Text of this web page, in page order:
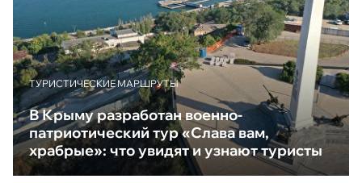
ТУРИСТИЧЕСКИЕ МАРШРУТЫ
В Крыму разработан военно-
патриотический тур «Слава вам,
храбрые»: что увидят и узнают туристы